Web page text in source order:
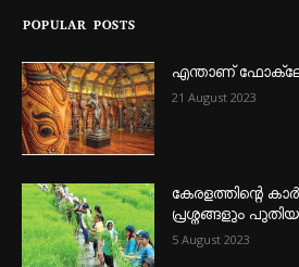
POPULAR POSTS
എന്താണ്‌
21 August 2023
കേരളത്തിന്റെ
പ്രശ്നങ്ങളും
5 August 2023